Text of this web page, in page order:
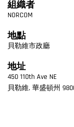
組織者
NORCOM
地點
貝勒維市政廳
地址
450 110th Ave NE
貝勒維, 華盛頓州